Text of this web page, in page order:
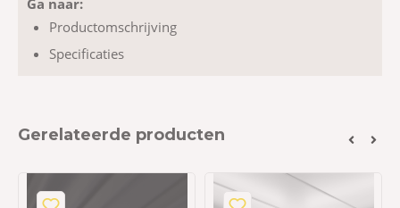
Ga naar:
Productomschrijving
Specificaties
Gerelateerde producten